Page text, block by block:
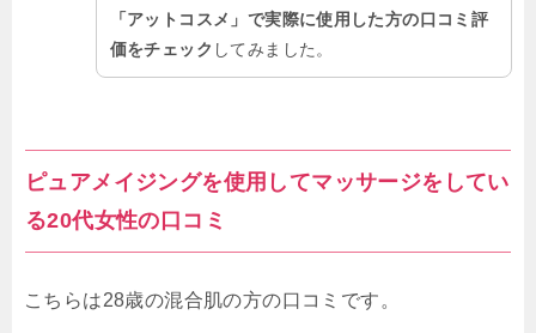
「アットコスメ」で実際に使用した方の口コミ評
価をチェック してみました。
ピュアメイジングを使用してマッサージをしてい
る20代女性の口コミ
こちらは28歳の混合肌の方の口コミです。